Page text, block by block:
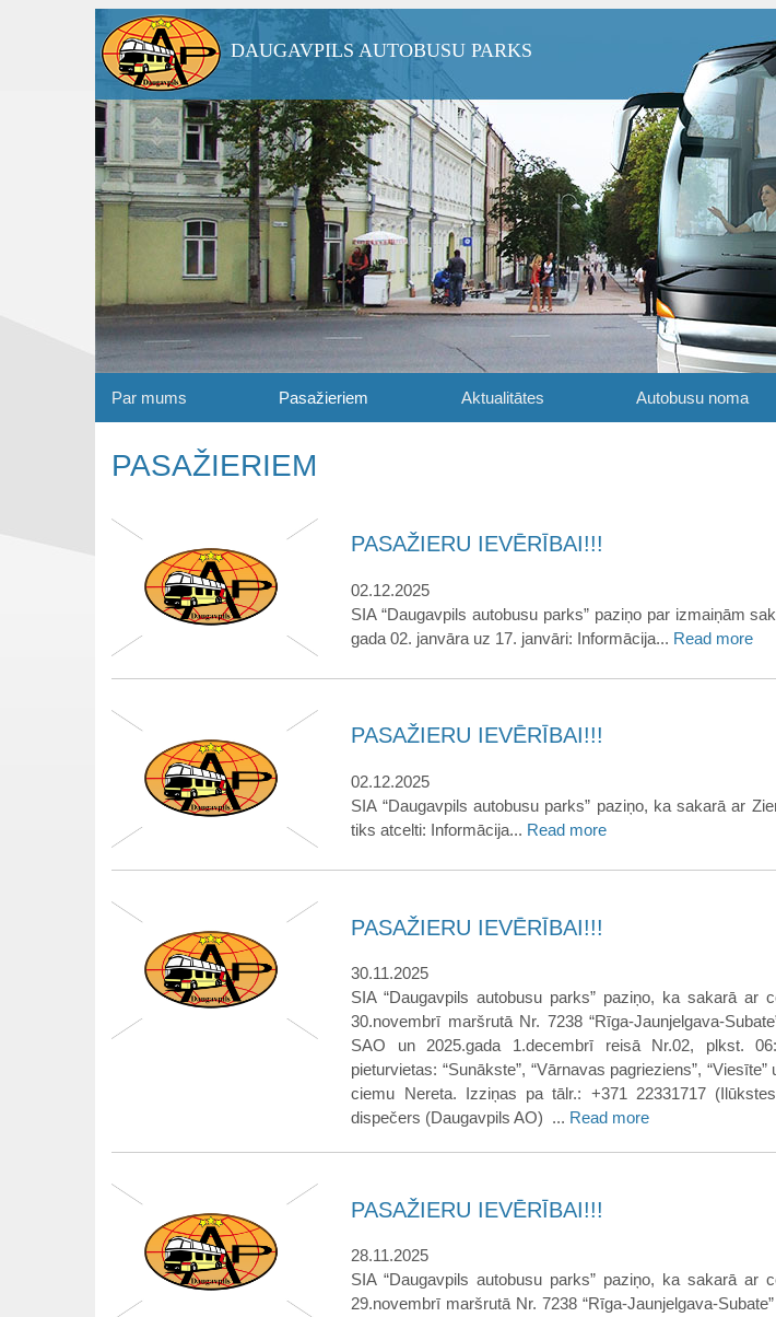
DAUGAVPILS AUTOBUSU PARKS
Par mums Pasažieriem Aktualitātes Autobusu noma
PASAŽIERIEM
PASAŽIERU IEVĒRĪBAI!!!
02.12.2025
SIA “Daugavpils autobusu parks” paziņo par izmaiņām
gada 02. janvāra uz 17. janvāri: Informācija... Read more
PASAŽIERU IEVĒRĪBAI!!!
02.12.2025
SIA “Daugavpils autobusu parks” paziņo, ka sakarā ar
tiks atcelti: Informācija... Read more
PASAŽIERU IEVĒRĪBAI!!!
30.11.2025
SIA “Daugavpils autobusu parks” paziņo, ka sakarā ar
30.novembrī maršrutā Nr. 7238 “Rīga-Jaunjelgava-
SAO un 2025.gada 1.decembrī reisā Nr.02, plkst.
pieturvietas: “Sunākste”, “Vārnavas pagrieziens”,
ciemu Nereta. Izziņas pa tālr.: +371 22331717
dispečers (Daugavpils AO) ... Read more
PASAŽIERU IEVĒRĪBAI!!!
28.11.2025
SIA “Daugavpils autobusu parks” paziņo, ka sakarā ar
29.novembrī maršrutā Nr. 7238 “Rīga-Jaunjelgava-